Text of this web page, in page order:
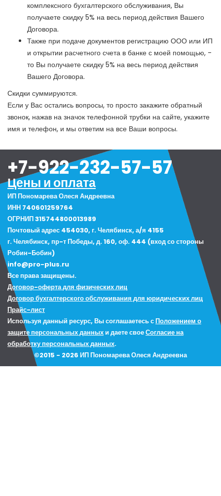
комплексного бухгалтерского обслуживания, Вы
получаете скидку 5% на весь период действия Вашего
Договора.
Также при подаче документов регистрацию ООО или ИП
и открытии расчетного счета в банке с моей помощью, -
то Вы получаете скидку 5% на весь период действия
Вашего Договора.
Скидки суммируются.
Если у Вас остались вопросы, то просто закажите обратный
звонок, нажав на значок телефонной трубки на сайте, укажите
имя и телефон, и мы ответим на все Ваши вопросы.
+7-922-232-57-57
Цены и оплата
ИП Пономарева Олеся Андреевна
ИНН 740601259764
ОГРНИП 315744800013989
Почтовый адрес 454030, г. Челябинск, а/я 4155
г. Челябинск, пр-т Победы, д. 160, оф. 444 (вход со стороны
Робин-Бобин)
info@pro-plus.ru
Все права защищены.
Договор-оферта для физических лиц
Договор бухгалтерского обслуживания для юридических лиц
Прайс-лист
Используя данный ресурс, Вы соглашаетесь сПоложением о
защите персональных данных и даете своеСогласие на
обработку персональных данных.
©2015 - 2026 ИП Пономарева Олеся Андреевна